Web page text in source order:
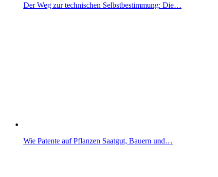
Der Weg zur technischen Selbstbestimmung: Die…
Wie Patente auf Pflanzen Saatgut, Bauern und…